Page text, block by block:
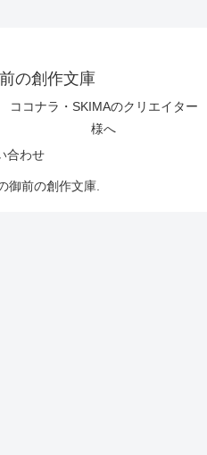
の創作文庫
ココナラ・SKIMAのクリエイター
様へ
合わせ
御前の創作文庫.